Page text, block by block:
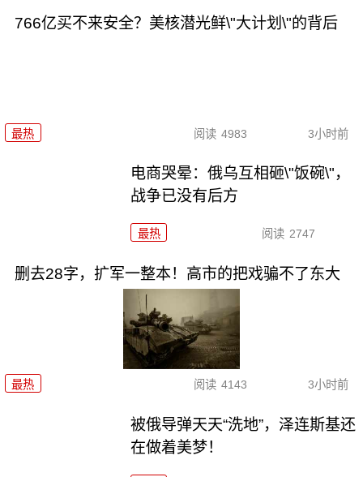
766亿买不来安全？美核潜光鲜\"大计划\"的背后
最热 阅读 4983 3小时前
电商哭晕：俄乌互相砸\"饭碗\"，
战争已没有后方
最热 阅读 2747
删去28字，扩军一整本！高市的把戏骗不了东大
最热 阅读 4143 3小时前
被俄导弹天天“洗地”，泽连斯基还
在做着美梦！